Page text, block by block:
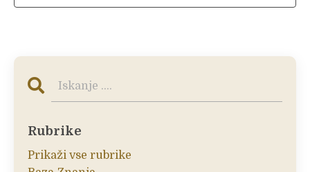
Rubrike
Prikaži vse rubrike